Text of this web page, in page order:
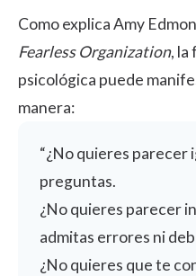
Como explica Amy
Fearless Organization, la
psicológica puede
manera:
“¿No quieres parecer
preguntas.
¿No quieres parecer
admitas errores ni
¿No quieres que te